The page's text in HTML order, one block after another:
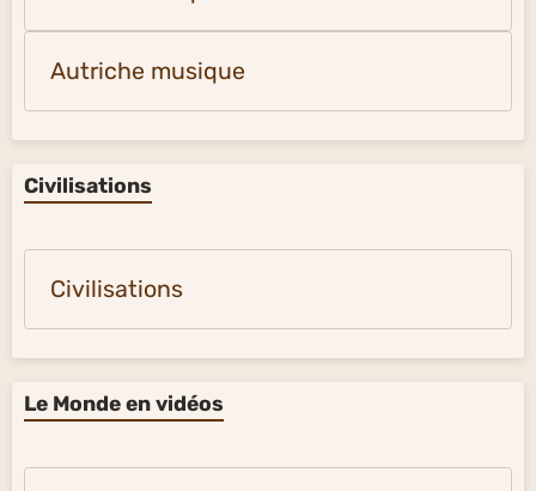
Autriche musique
Civilisations
Civilisations
Le Monde en vidéos